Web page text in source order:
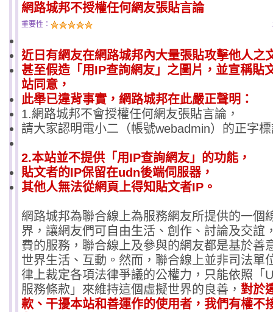
網路城邦不授權任何網友張貼言論
重要性：
近日有網友在網路城邦內大量張貼攻擊他人之
甚至假造「用IP查詢網友」之圖片，並宣稱貼
站同意，
此舉已違背事實，網路城邦在此嚴正聲明：
1.網路城邦不會授權任何網友張貼言論，
請大家認明電小二（帳號webadmin）的正字
2.本站並不提供「用IP查詢網友」的功能，
貼文者的IP保留在udn後端伺服器，
其他人無法從網頁上得知貼文者IP。
網路城邦為聯合線上為服務網友所提供的一個
界，讓網友們可自由生活、創作、討論及交誼
費的服務，聯合線上及參與的網友都是基於善
世界生活、互動。然而，聯合線上並非司法單
律上裁定各項法律爭議的公權力，只能依照「
服務條款」來維持這個虛擬世界的良善， 對於
款、干擾本站和善運作的使用者，我們有權不